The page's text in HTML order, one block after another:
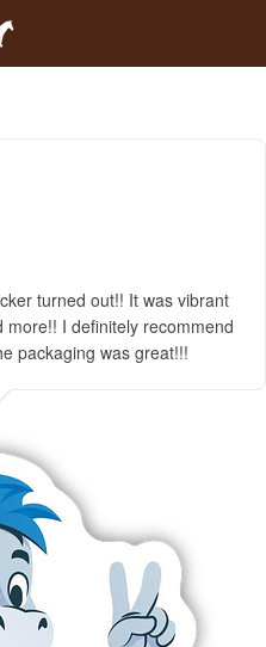
turned out!! It was vibrant
I definitely recommend
packaging was great!!!